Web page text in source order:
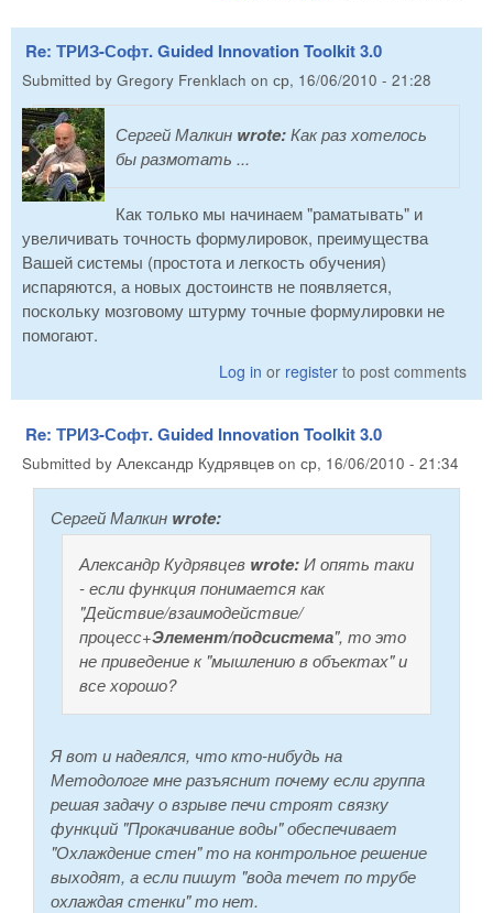
Re: ТРИЗ-Софт. Guided Innovation Toolkit 3.0
Submitted by Gregory Frenklach on ср, 16/06/2010 - 21:28
Сергей Малкин wrote:Как раз хотелось
бы размотать ...
Как только мы начинаем "раматывать" и
увеличивать точность формулировок, преимущества
Вашей системы (простота и легкость обучения)
испаряются, а новых достоинств не появляется,
поскольку мозговому штурму точные формулировки не
помогают.
Log in or register to post comments
Re: ТРИЗ-Софт. Guided Innovation Toolkit 3.0
Submitted by Александр Кудрявцев on ср, 16/06/2010 - 21:34
Сергей Малкин wrote:
Александр Кудрявцев wrote:И опять таки
- если функция понимается как
"Действие/взаимодействие/
процесс+Элемент/подсистема", то это
не приведение к "мышлению в объектах" и
все хорошо?
Я вот и надеялся, что кто-нибудь на
Методологе мне разъяснит почему если группа
решая задачу о взрыве печи строят связку
функций "Прокачивание воды" обеспечивает
"Охлаждение стен" то на контрольное решение
выходят, а если пишут "вода течет по трубе
охлаждая стенки" то нет.